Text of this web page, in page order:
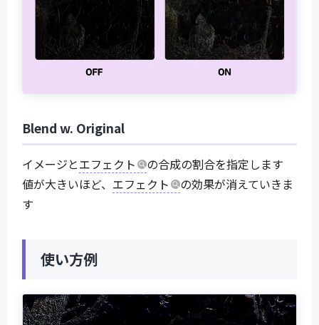
Blend w. Original
イメージとエフェクト
の合成の割合を指定します
値が大きいほど、 エフェクト
の効果が消えていきま
す
使い方例